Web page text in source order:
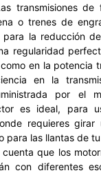
transmisiones de
o trenes de
para la reducción
regularidad
en la potencia
en la
por el
es ideal, para
requieres girar
para las llantas de
cuenta que los
con diferentes